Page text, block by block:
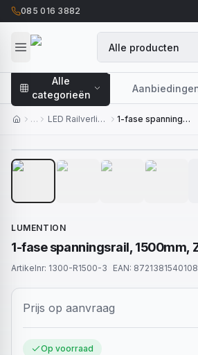
085 016 3882
Alle
categorieën
… LED Railverlichting
1-fase spanningsrail, 1500mm, Zwart
LUMENTION
1-fase spanningsrail, 1500mm,
Artikelnr: 1300-R1500-3 EAN: 8721381540108
Prijs op aanvraag
Op voorraad